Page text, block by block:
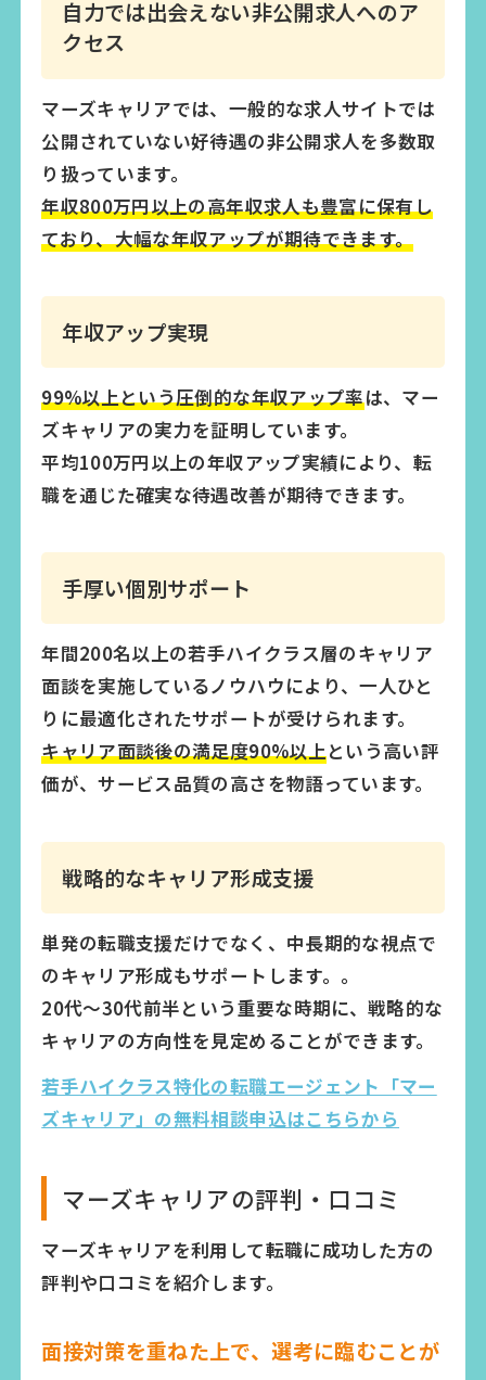
自力では出会えない非公開求人へのア
クセス
マーズキャリアでは、一般的な求人サイトでは
公開されていない好待遇の非公開求人を多数取
り扱っています。
年収800万円以上の高年収求人も豊富に保有し
ており、大幅な年収アップが期待できます。
年収アップ実現
99%以上という圧倒的な年収アップ率は、マー
ズキャリアの実力を証明しています。
平均100万円以上の年収アップ実績により、転
職を通じた確実な待遇改善が期待できます。
手厚い個別サポート
年間200名以上の若手ハイクラス層のキャリア
面談を実施しているノウハウにより、一人ひと
りに最適化されたサポートが受けられます。
キャリア面談後の満足度90%以上という高い評
価が、サービス品質の高さを物語っています。
戦略的なキャリア形成支援
単発の転職支援だけでなく、中長期的な視点で
のキャリア形成もサポートします。。
20代〜30代前半という重要な時期に、戦略的な
キャリアの方向性を見定めることができます。
若手ハイクラス特化の転職エージェント「マー
ズキャリア」の無料相談申込はこちらから
マーズキャリアの評判・口コミ
マーズキャリアを利用して転職に成功した方の
評判や口コミを紹介します。
面接対策を重ねた上で、選考に臨むことが